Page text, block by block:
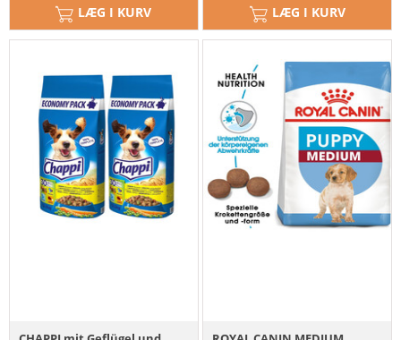
LÆG I KURV LÆG I KURV